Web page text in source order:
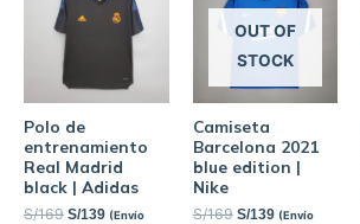
Polo de
entrenamiento
Real Madrid
black | Adidas
S/169 S/139 (Envío
OUT OF
STOCK
Camiseta
Barcelona 2021
blue edition |
Nike
S/169 S/139 (Envío